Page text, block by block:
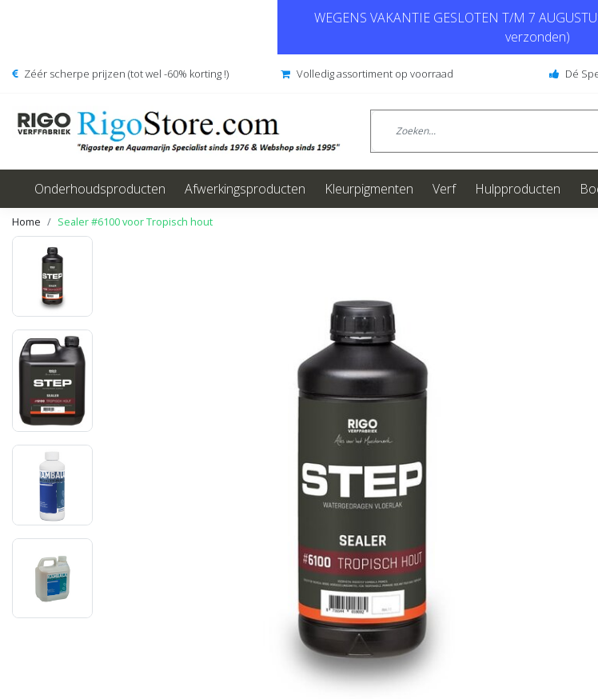
WEGENS VAKANTIE GESLOTEN T/M 7
verzonden)
Zéér scherpe prijzen (tot wel -60% korting !) Volledig assortiment op voorraad Dé
Onderhoudsproducten Afwerkingsproducten Kleurpigmenten Verf Hulpproducten
Home Sealer #6100 voor Tropisch hout